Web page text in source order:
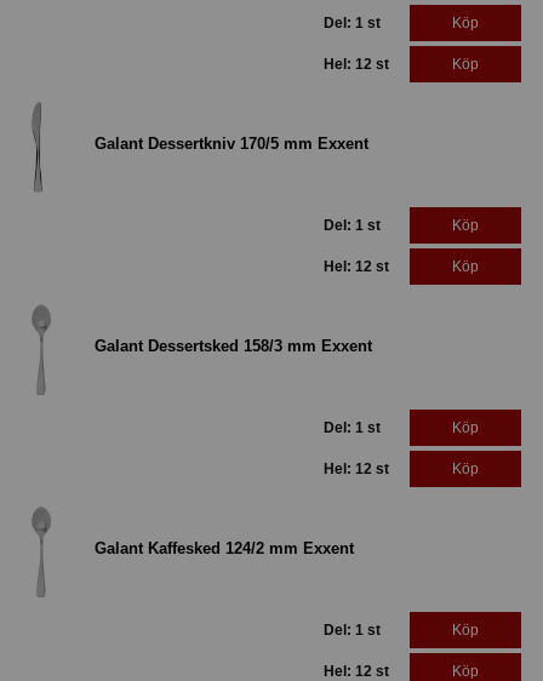
Del: 1 st Köp
Hel: 12 st Köp
Galant Dessertkniv 170/5 mm Exxent
Del: 1 st Köp
Hel: 12 st Köp
Galant Dessertsked 158/3 mm Exxent
Del: 1 st Köp
Hel: 12 st Köp
Galant Kaffesked 124/2 mm Exxent
Del: 1 st Köp
Hel: 12 st Köp